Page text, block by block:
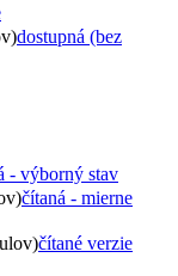
dostupná (bez
- výborný stav
čítaná - mierne
čítané verzie